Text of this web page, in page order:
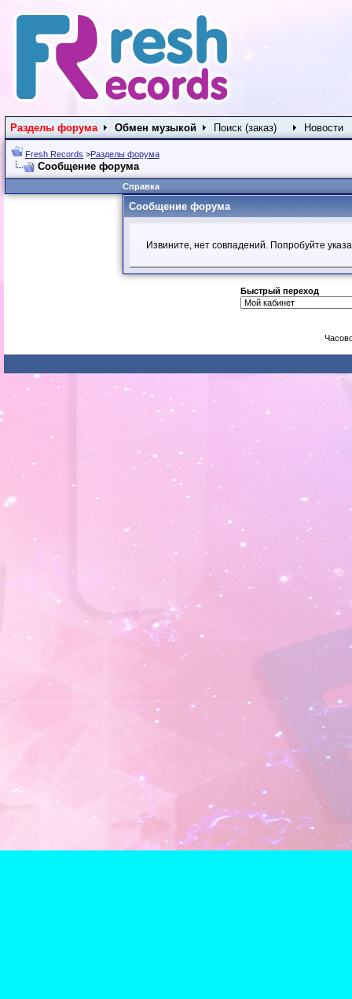
Разделы форума Обмен музыкой Поиск (заказ) Новости
Fresh Records >Разделы форума
Сообщение форума
Справка
Сообщение форума
Извините, нет совпадений. Попробуйте
Быстрый переход